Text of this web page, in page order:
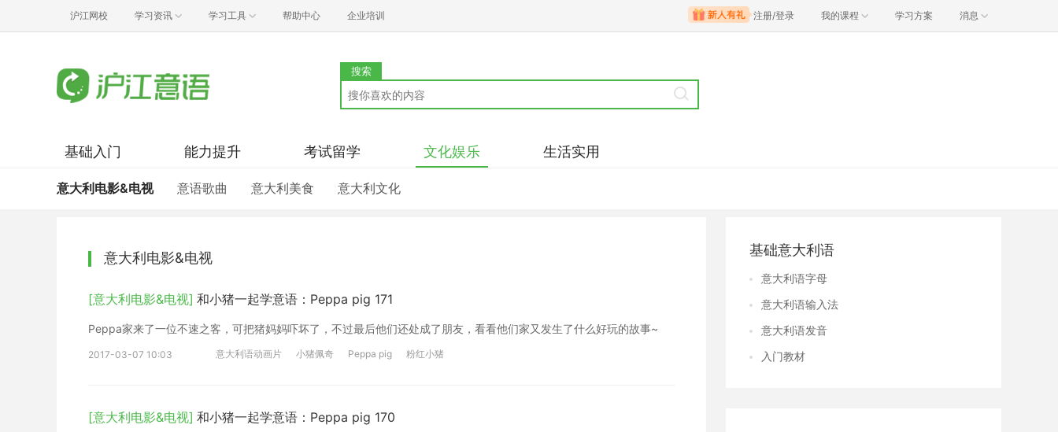
沪江网校 学习资讯 学习工具 帮助中心 企业培训 注册/登录 我的课程 学习方案 消息
搜索
基础入门 能力提升 考试留学 文化娱乐 生活实用
意大利电影&电视 意语歌曲 意大利美食 意大利文化
意大利电影&电视
[意大利电影&电视] 和小猪一起学意语：Peppa pig 171
Peppa家来了一位不速之客，可把猪妈妈吓坏了，不过最后他们还处成了朋友，看看他们家又发生了什么好玩的故事~
2017-03-07 10:03 意大利语动画片 小猪佩奇 Peppa pig 粉红小猪
[意大利电影&电视] 和小猪一起学意语：Peppa pig 170
基础意大利语
意大利语字母
意大利语输入法
意大利语发音
入门教材